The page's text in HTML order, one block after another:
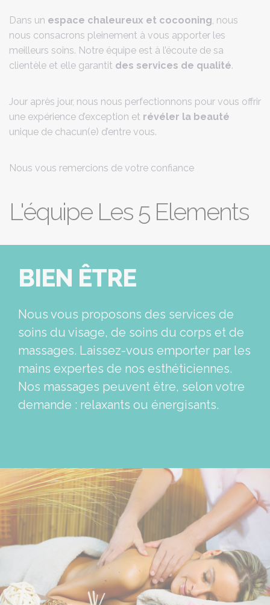
Dans un espace chaleureux et cocooning, nous
nous consacrons pleinement à vous apporter les
meilleurs soins. Notre équipe est à l’écoute de sa
clientèle et elle garantit des services de qualité.
Jour après jour, nous nous perfectionnons pour vous offrir
une expérience d’exception et révéler la beauté
unique de chacun(e) d’entre vous.
Nous vous remercions de votre confiance
L'équipe Les 5 Elements
BIEN ÊTRE
Nous vous proposons des services de
soins du visage, de soins du corps et de
massages. Laissez-vous emporter par les
mains expertes de nos esthéticiennes.
Nos massages peuvent être, selon votre
demande : relaxants ou énergisants.